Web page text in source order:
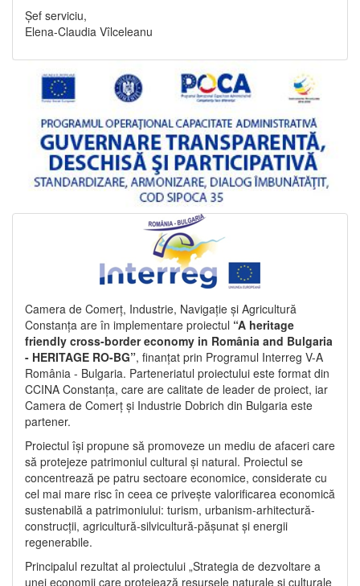
Șef serviciu,
Elena-Claudia Vîlceleanu
Camera de Comerț, Industrie, Navigație și Agricultură
Constanța are în implementare proiectul “A heritage
friendly cross-border economy in România and Bulgaria
- HERITAGE RO-BG”, finanțat prin Programul Interreg V-A
România - Bulgaria. Parteneriatul proiectului este format din
CCINA Constanța, care are calitate de leader de proiect, iar
Camera de Comerț și Industrie Dobrich din Bulgaria este
partener.
Proiectul își propune să promoveze un mediu de afaceri care
să protejeze patrimoniul cultural și natural. Proiectul se
concentrează pe patru sectoare economice, considerate cu
cel mai mare risc în ceea ce privește valorificarea economică
sustenabilă a patrimoniului: turism, urbanism-arhitectură-
construcții, agricultură-silvicultură-pășunat și energii
regenerabile.
Principalul rezultat al proiectului „Strategia de dezvoltare a
unei economii care protejează resursele naturale și culturale